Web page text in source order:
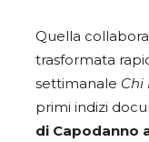
Quella
trasformata
settimanale Chi
primi indizi
di Capodanno